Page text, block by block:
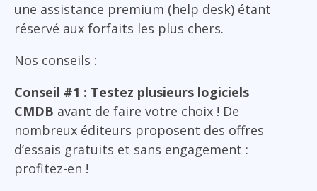
une assistance premium (help desk) étant
réservé aux forfaits les plus chers.
Nos conseils :
Conseil #1 : Testez plusieurs logiciels
CMDB avant de faire votre choix ! De
nombreux éditeurs proposent des offres
d’essais gratuits et sans engagement :
profitez-en !